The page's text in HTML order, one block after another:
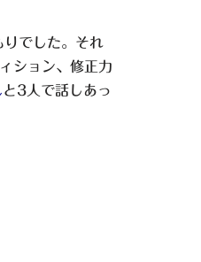
でした。それ
ション、修正力
と3人で話しあっ